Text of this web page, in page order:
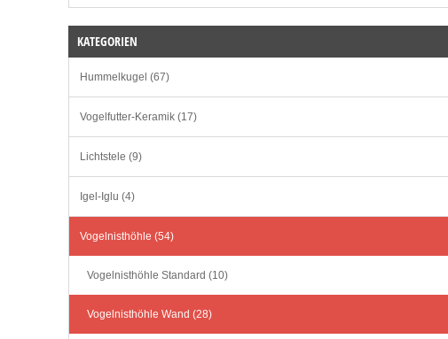
KATEGORIEN
Hummelkugel (67)
Vogelfutter-Keramik (17)
Lichtstele (9)
Igel-Iglu (4)
Vogelnisthöhle (54)
Vogelnisthöhle Standard (10)
Vogelnisthöhle Wand (28)